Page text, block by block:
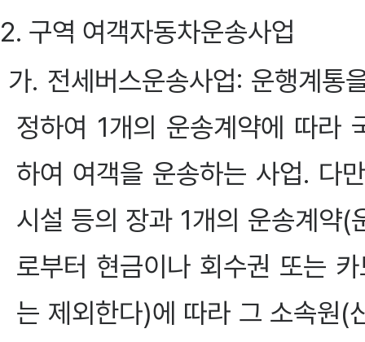
2. 구역 여객자동차운송사업
가. 전세버스운송사업: 운행계통
정하여 1개의 운송계약에 따라
하여 여객을 운송하는 사업. 다
시설 등의 장과 1개의 운송계약(
로부터 현금이나 회수권 또는
는 제외한다)에 따라 그 소속원(